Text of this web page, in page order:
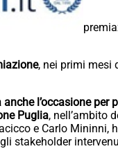
, nei primi mesi
l’occasione per
Puglia, nell’ambito
e Carlo Mininni,
stakeholder